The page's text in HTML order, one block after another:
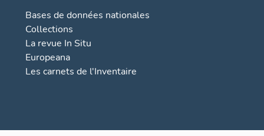
Bases de données nationales
Collections
La revue In Situ
Europeana
Les carnets de l'Inventaire